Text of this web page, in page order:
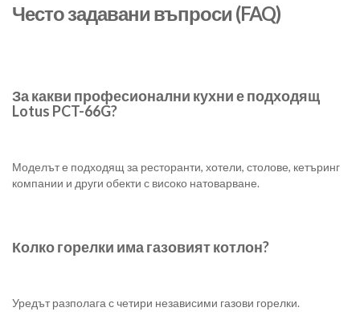
Често задавани въпроси (FAQ)
За какви професионални кухни е подходящ
Lotus PCT-66G?
Моделът е подходящ за ресторанти, хотели, столове, кетъринг
компании и други обекти с високо натоварване.
Колко горелки има газовият котлон?
Уредът разполага с четири независими газови горелки.